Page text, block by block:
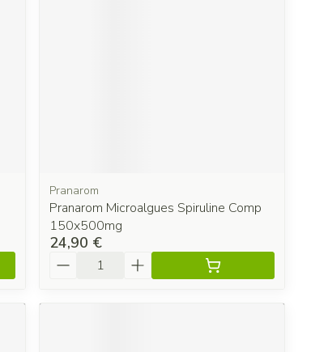
Pranarom
Pranarom Microalgues Spiruline Comp
150x500mg
24,90 €
Quantité